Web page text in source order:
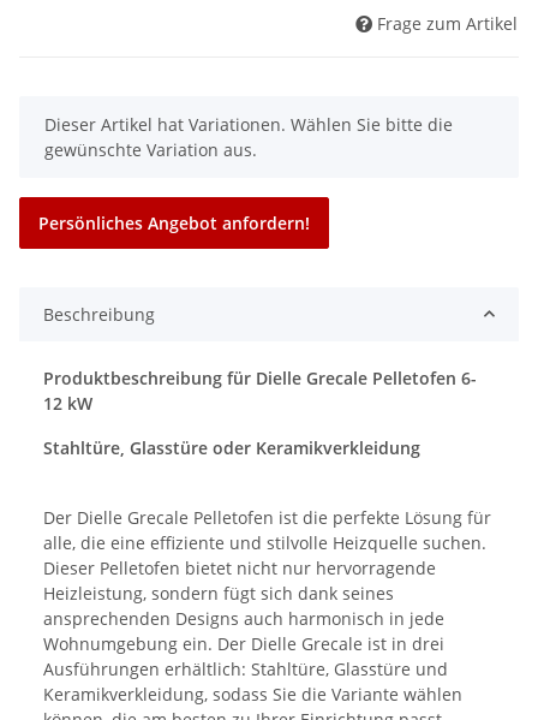
Frage zum Artikel
x
Dieser Artikel hat Variationen. Wählen Sie bitte die
gewünschte Variation aus.
Persönliches Angebot anfordern!
Beschreibung
Produktbeschreibung für Dielle Grecale Pelletofen 6-
12 kW
Stahltüre, Glasstüre oder Keramikverkleidung
Der Dielle Grecale Pelletofen ist die perfekte Lösung für
alle, die eine effiziente und stilvolle Heizquelle suchen.
Dieser Pelletofen bietet nicht nur hervorragende
Heizleistung, sondern fügt sich dank seines
ansprechenden Designs auch harmonisch in jede
Wohnumgebung ein. Der Dielle Grecale ist in drei
Ausführungen erhältlich: Stahltüre, Glasstüre und
Keramikverkleidung, sodass Sie die Variante wählen